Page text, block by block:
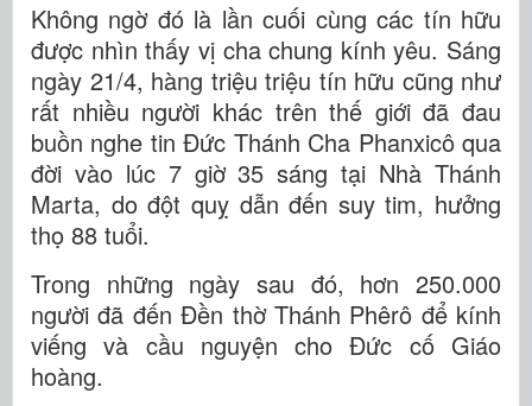
Không ngờ đó là lần cuối cùng các tín hữu
được nhìn thấy vị cha chung kính yêu. Sáng
ngày 21/4, hàng triệu triệu tín hữu cũng như
rất nhiều người khác trên thế giới đã đau
buồn nghe tin Đức Thánh Cha Phanxicô qua
đời vào lúc 7 giờ 35 sáng tại Nhà Thánh
Marta, do đột quỵ dẫn đến suy tim, hưởng
thọ 88 tuổi.
Trong những ngày sau đó, hơn 250.000
người đã đến Đền thờ Thánh Phêrô để kính
viếng và cầu nguyện cho Đức cố Giáo
hoàng.